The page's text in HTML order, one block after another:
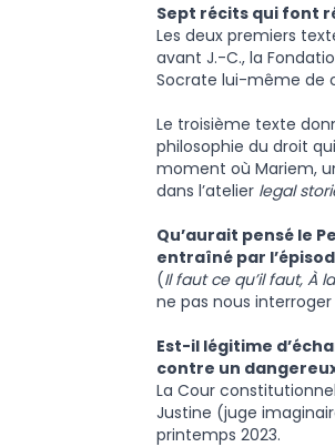
Sept récits qui font
Les deux premiers
avant J.-C., la
Socrate lui-même de
Le troisième texte
philosophie du droit
moment où Mariem,
dans l’atelier legal
Qu’aurait pensé le
entraîné par
(Il faut ce qu’il faut, À
ne pas nous
Est-il légitime
contre un
La Cour
Justine (juge
printemps 2023.